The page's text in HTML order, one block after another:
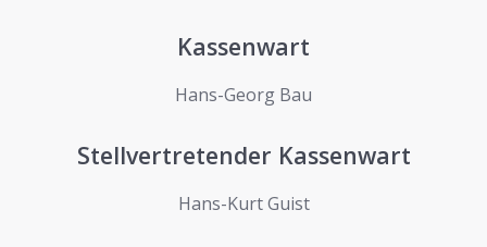
Kassenwart
Hans-Georg Bau
Stellvertretender Kassenwart
Hans-Kurt Guist